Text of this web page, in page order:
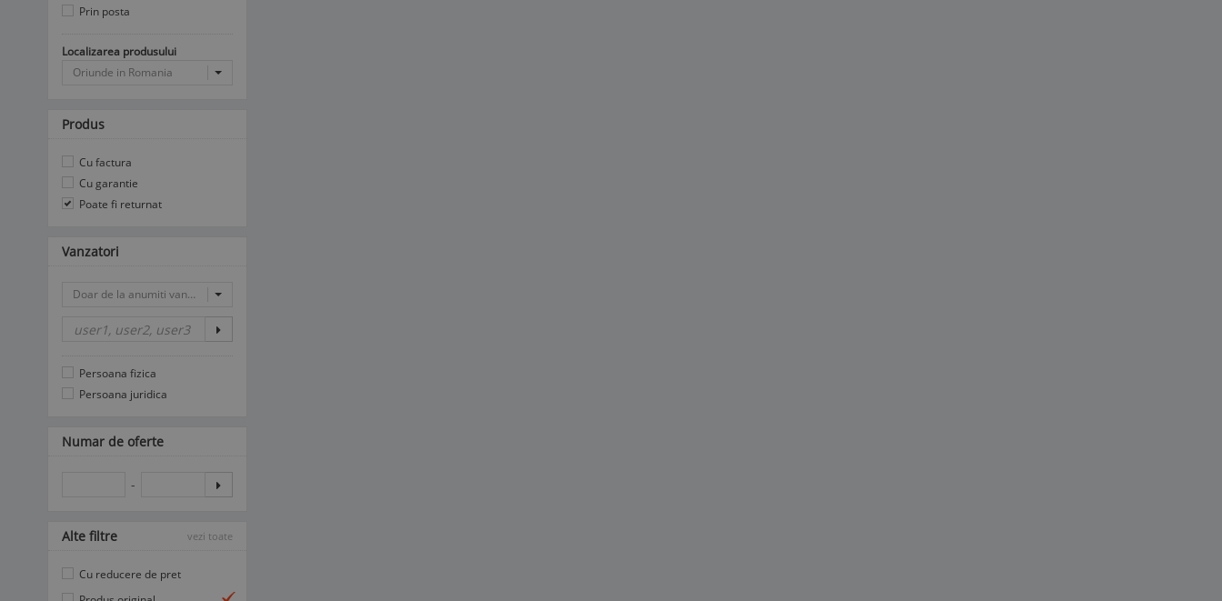
Prin posta
Localizarea produsului
Oriunde in Romania
Produs
Cu factura
Cu garantie
Poate fi returnat
Vanzatori
Doar de la anumiti vanzatori
Persoana fizica
Persoana juridica
Numar de oferte
-
Alte filtre vezi toate
Cu reducere de pret